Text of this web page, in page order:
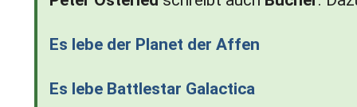
Es lebe der Planet der Affen
Es lebe Battlestar Galactica